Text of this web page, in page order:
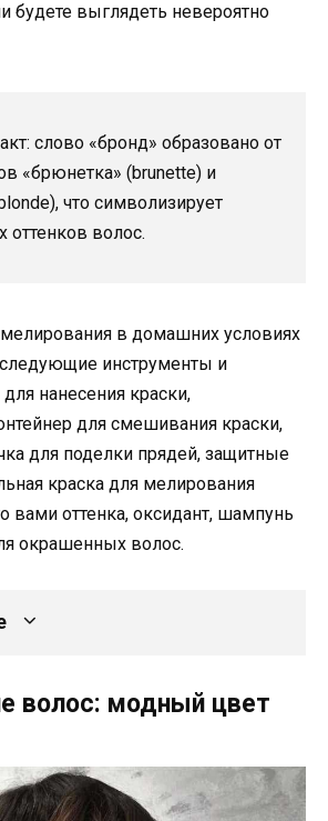
будете выглядеть невероятно
слово «бронд» образовано от
«брюнетка» (brunette) и
что символизирует
оттенков волос.
в домашних условиях
инструменты и
нанесения краски,
для смешивания краски,
для поделки прядей, защитные
краска для мелирования
вами оттенка, оксидант, шампунь
окрашенных волос.
волос: модный цвет